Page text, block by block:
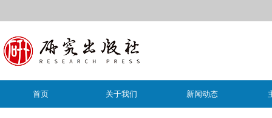
首页 关于我们 新闻动态